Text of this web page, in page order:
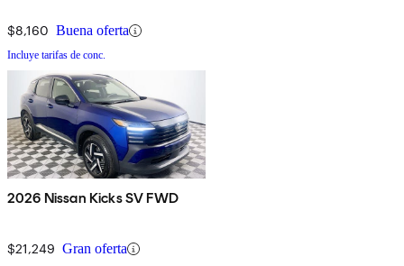
$8,160 Buena oferta
Incluye tarifas de conc.
2026 Nissan Kicks SV FWD
$21,249 Gran oferta